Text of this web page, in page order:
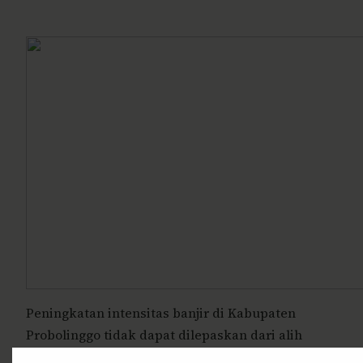
Peningkatan intensitas banjir di Kabupaten
Probolinggo tidak dapat dilepaskan dari alih